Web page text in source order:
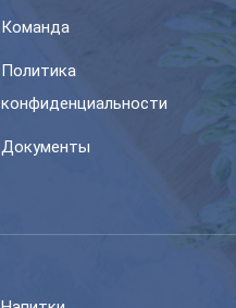
Команда
Политика
конфиденциальности
Документы